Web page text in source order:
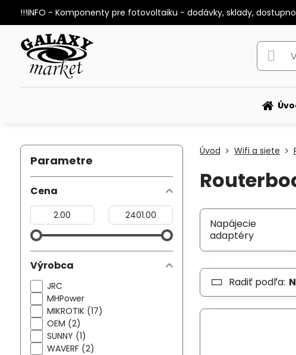
!!!INFO - Komponenty pre fotovoltaiku - dodávky, sklady,
Úvod Wifi a siete
Napájecie
adaptéry
Radiť podľa:
Parametre
Cena
Od:
Do:
Výrobca
JRC
MHPower
MIKROTIK (17)
OEM (2)
SUNNY (1)
WAVERF (2)